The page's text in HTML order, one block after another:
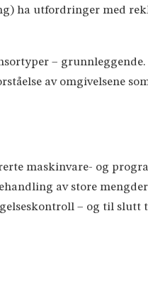
ha utfordringer med
–
av omgivelsene
maskinvare- og
av store
– og til